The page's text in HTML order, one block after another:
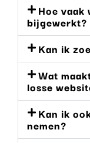
Hoe
bijgewerkt?
Kan ik
Wat
losse
Kan ik
nemen?